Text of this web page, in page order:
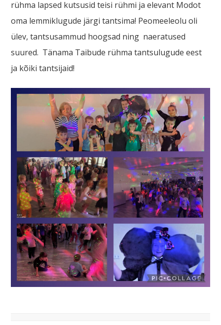
rühma lapsed kutsusid teisi rühmi ja elevant Modot
oma lemmiklugude järgi tantsima! Peomeeleolu oli
ülev, tantsusammud hoogsad ning naeratused
suured. Tänama Taibude rühma tantsulugude eest
ja kõiki tantsijaid!